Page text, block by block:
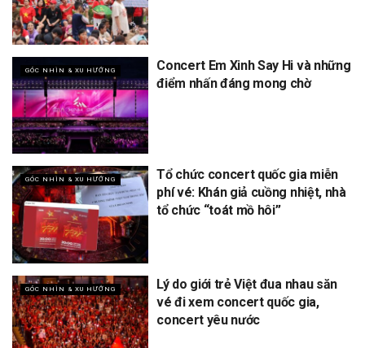
GÓC NHÌN & XU HƯỚNG
Concert Em Xinh Say Hi và những
điểm nhấn đáng mong chờ
GÓC NHÌN & XU HƯỚNG
Tổ chức concert quốc gia miễn
phí vé: Khán giả cuồng nhiệt, nhà
tổ chức “toát mồ hôi”
GÓC NHÌN & XU HƯỚNG
Lý do giới trẻ Việt đua nhau săn
vé đi xem concert quốc gia,
concert yêu nước